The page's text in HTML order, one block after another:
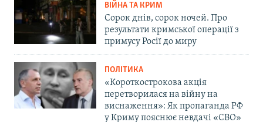
ВІЙНА ТА КРИМ
Сорок днів, сорок ночей. Про
результати кримської операції з
примусу Росії до миру
ПОЛІТИКА
«Короткострокова акція
перетворилася на війну на
виснаження»: Як пропаганда РФ
у Криму пояснює невдачі «СВО»